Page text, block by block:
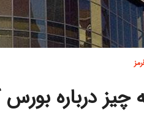
چیز درباره بورس